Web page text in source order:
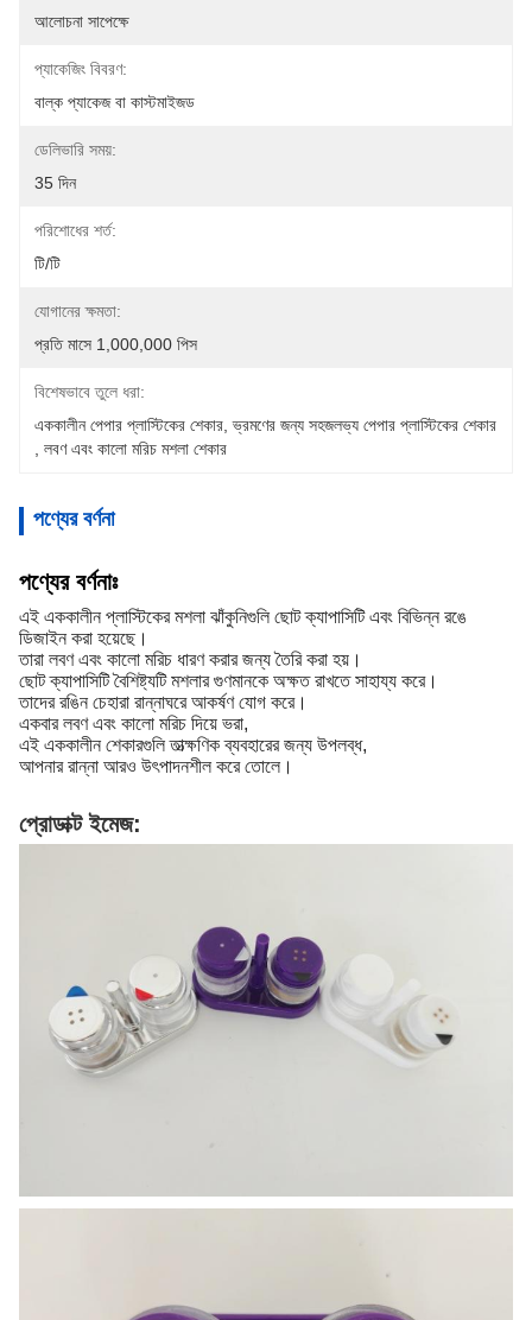
আলোচনা সাপেক্ষে
প্যাকেজিং বিবরণ:
বাল্ক প্যাকেজ বা কাস্টমাইজড
ডেলিভারি সময়:
35 দিন
পরিশোধের শর্ত:
টি/টি
যোগানের ক্ষমতা:
প্রতি মাসে 1,000,000 পিস
বিশেষভাবে তুলে ধরা:
এককালীন পেপার প্লাস্টিকের শেকার , ভ্রমণের জন্য সহজলভ্য পেপার প্লাস্টিকের শেকার
লবণ এবং কালো মরিচ মশলা শেকার
পণ্যের বর্ণনা
পণ্যের বর্ণনাঃ
এই এককালীন প্লাস্টিকের মশলা ঝাঁকুনিগুলি ছোট ক্যাপাসিটি এবং বিভিন্ন রঙে
ডিজাইন করা হয়েছে।
তারা লবণ এবং কালো মরিচ ধারণ করার জন্য তৈরি করা হয়।
ছোট ক্যাপাসিটি বৈশিষ্ট্যটি মশলার গুণমানকে অক্ষত রাখতে সাহায্য করে।
তাদের রঙিন চেহারা রান্নাঘরে আকর্ষণ যোগ করে।
একবার লবণ এবং কালো মরিচ দিয়ে ভরা,
এই এককালীন শেকারগুলি তাত্ক্ষণিক ব্যবহারের জন্য উপলব্ধ,
আপনার রান্না আরও উৎপাদনশীল করে তোলে।
প্রোডাক্ট ইমেজ: